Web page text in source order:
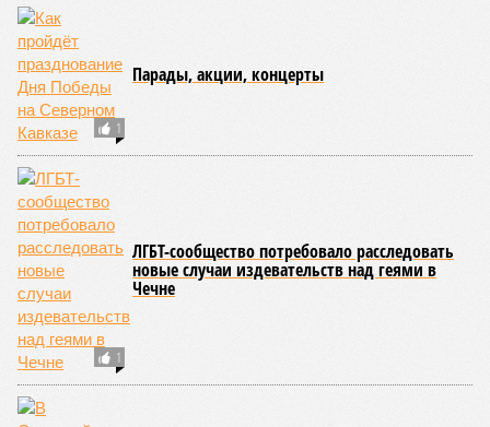
1
Парады, акции, концерты
1
ЛГБТ-сообщество потребовало расследовать
новые случаи издевательств над геями в
Чечне